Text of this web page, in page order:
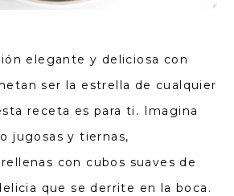
elegante y deliciosa con
ser la estrella de cualquier
receta es para ti. Imagina
jugosas y tiernas,
con cubos suaves de
que se derrite en la boca.